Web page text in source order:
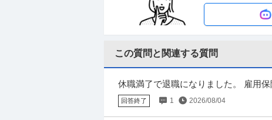
【職種】マーケティング＞商品企画 【業種】
チ上で閲覧された際に内容が異なる場合があ
法務・コンプライアンス ／ 「測量士・
ナーを駆使する先進的測量技術者／創業
全週休2日（土日祝）
ひかり司法書士法人
正社員 土日休み 高収入 完全週休2日制
年収800万円〜1,000万円
【職種】管理＞法務・コンプライアンス 【業
で閲覧された際に内容が異なる場合がありま
この質問と関連する質問
休職満了で退職になりました。 雇用
1年未満だから失業保険ないよ、と終
みました。
回答終了 1 2026/08/04